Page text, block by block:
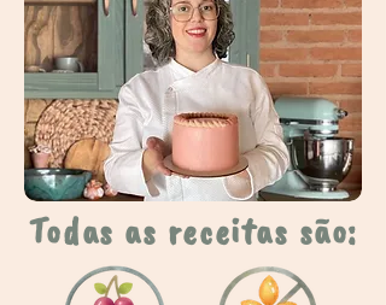
Todas as receitas são: